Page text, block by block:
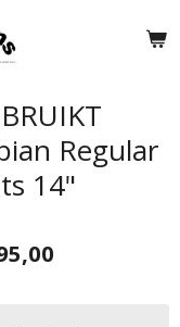
Regular
14"